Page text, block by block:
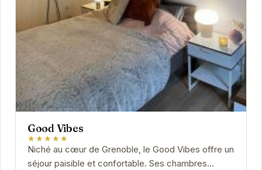
Good Vibes
★★★★★
Niché au cœur de Grenoble, le Good Vibes offre un
séjour paisible et confortable. Ses chambres